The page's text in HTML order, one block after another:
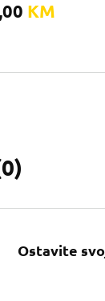
KM
0)
Ostavite